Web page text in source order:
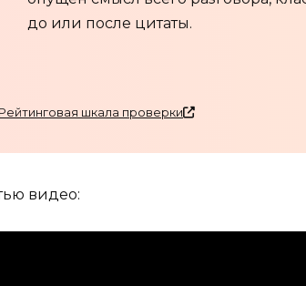
до или после цитаты.
Рейтинговая шкала проверки
видео: